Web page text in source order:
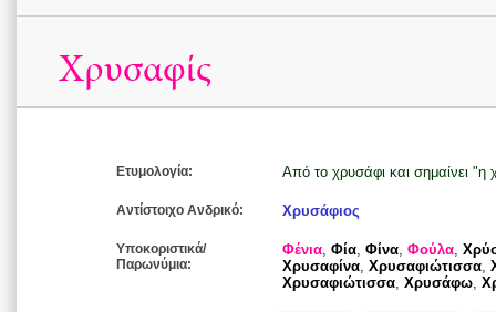
Χρυσαφίς
Ετυμολογία: Από το χρυσάφι και σημαίνει "η
Αντίστοιχο Ανδρικό: Χρυσάφιος
Υποκοριστικά/
Παρωνύμια:
Φένια, Φία, Φίνα, Φούλα,
Χρυσαφίνα, Χρυσαφιώτισσα,
Χρυσαφιώτισσα, Χρυσάφω,